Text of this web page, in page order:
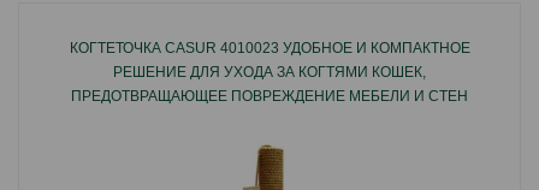
кошка может отдыхать или наблюдать.
КОГТЕТОЧКА CASUR 4010023 УДОБНОЕ И КОМПАКТНОЕ
РЕШЕНИЕ ДЛЯ УХОДА ЗА КОГТЯМИ КОШЕК,
ПРЕДОТВРАЩАЮЩЕЕ ПОВРЕЖДЕНИЕ МЕБЕЛИ И СТЕН